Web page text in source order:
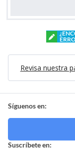
Revisa nuestra
Síguenos en:
Suscríbete en: